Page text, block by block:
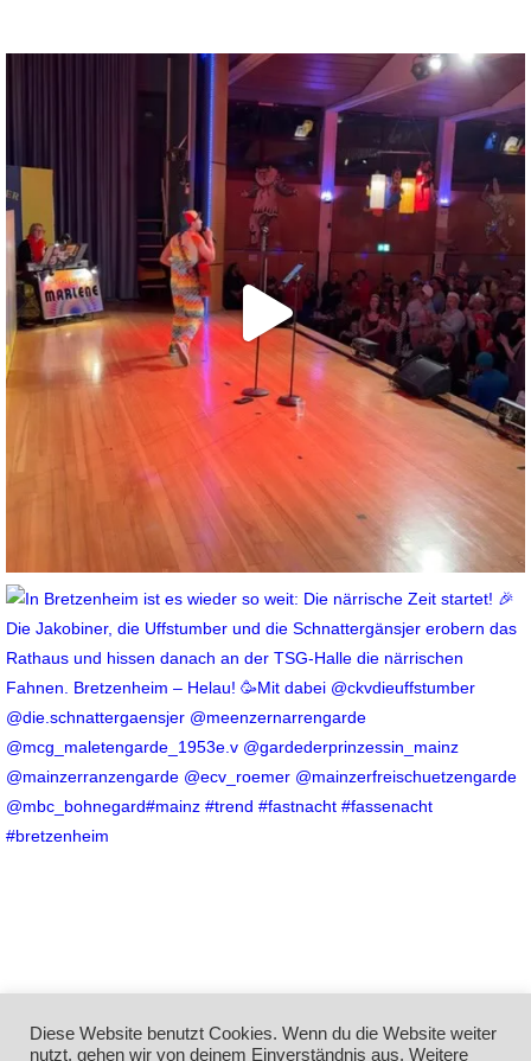
Diese Website benutzt Cookies. Wenn du die Website weiter
nutzt, gehen wir von deinem Einverständnis aus. Weitere